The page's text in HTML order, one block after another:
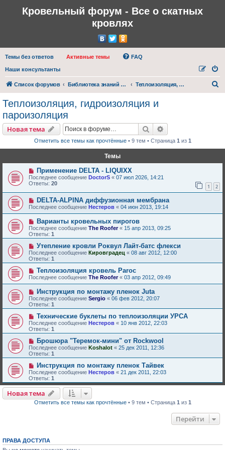
Кровельный форум - Все о скатных
кровлях
Темы без ответов Активные темы FAQ
Наши консультанты
Список форумов Библиотека знаний (документация, инструкции, видео и фотоматериалы) Теплоизоляция, гидроизоляция и пароизоляция
Теплоизоляция, гидроизоляция и
пароизоляция
Новая тема Поиск
Отметить все темы как прочтённые• 9 тем • Страница 1 из 1
Темы
Применение DELTA - LIQUIXX
Последнее сообщение DoctorS « 07 июл 2026, 14:21
Ответы: 20 1 2
DELTA-ALPINA диффузионная мембрана
Последнее сообщение Нестеров « 04 июн 2013, 19:14
Варианты кровельных пирогов
Последнее сообщение The Roofer« 15 апр 2013, 09:25
Ответы: 1
Утепление кровли Роквул Лайт-батс флекси
Последнее сообщение Кировградец « 08 авг 2012, 12:00
Ответы: 1
Теплоизоляция кровель Paroc
Последнее сообщение The Roofer« 03 апр 2012, 09:49
Инструкция по монтажу пленок Juta
Последнее сообщение Sergio « 06 фев 2012, 20:07
Ответы: 1
Технические буклеты по теплоизоляции УРСА
Последнее сообщение Нестеров « 10 янв 2012, 22:03
Ответы: 1
Брошюра "Теремок-мини" от Rockwool
Последнее сообщение Koshalot « 25 дек 2011, 12:36
Ответы: 1
Инструкция по монтажу пленок Тайвек
Последнее сообщение Нестеров « 21 дек 2011, 22:03
Ответы: 1
Новая тема
Отметить все темы как прочтённые• 9 тем • Страница 1 из 1
Перейти
ПРАВА ДОСТУПА